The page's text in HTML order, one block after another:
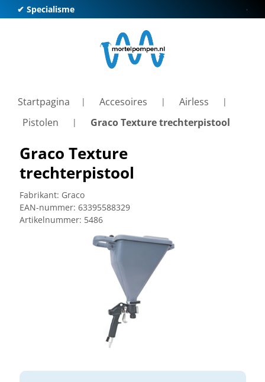
✔ Specialisme ✔
Startpagina Accesoires
Airless
Pistolen
Graco Texture trechterpistool
Graco Texture
trechterpistool
Fabrikant: Graco
EAN-nummer: 63395588329
Artikelnummer: 5486